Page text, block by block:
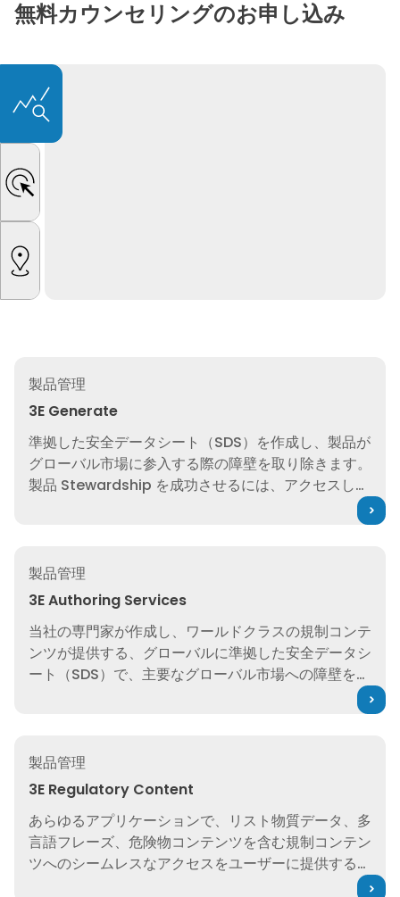
無料カウンセリングのお申し込み
製品管理
3E Generate
準拠した安全データシート（SDS）を作成し、製品が
グローバル市場に参入する際の障壁を取り除きます。
製品 Stewardship を成功させるには、アクセスしや
製品管理
3E Authoring Services
当社の専門家が作成し、ワールドクラスの規制コンテ
ンツが提供する、グローバルに準拠した安全データシ
ート（SDS）で、主要なグローバル市場への障壁を減
らし、プロダクトスチュワードシップを達成しましょ
製品管理
3E Regulatory Content
あらゆるアプリケーションで、リスト物質データ、多
言語フレーズ、危険物コンテンツを含む規制コンテン
ツへのシームレスなアクセスをユーザーに提供するよ
うに設計された強力なツールを使用して、コンプライ